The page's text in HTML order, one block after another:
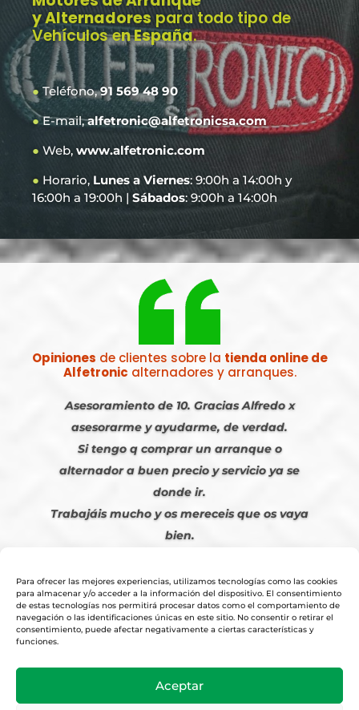
Para ofrecer las mejores experiencias, utilizamos tecnologías como las cookies
para almacenar y/o acceder a la información del dispositivo. El consentimiento
de estas tecnologías nos permitirá procesar datos como el comportamiento de
navegación o las identificaciones únicas en este sitio. No consentir o retirar el
consentimiento, puede afectar negativamente a ciertas características y
funciones.
Aceptar
y Alternadores para todo tipo de
Vehículos en España.
●Teléfono,91 569 48 90
●E-mail,alfetronic@alfetronicsa.com
● Web, www.alfetronic.com
● Horario, Lunes a Viernes: 9:00h a 14:00h y
16:00h a 19:00h | Sábados: 9:00h a 14:00h
Opiniones de clientes sobre la tienda online de
Alfetronic alternadores y arranques.
Asesoramiento de 10. Gracias Alfredo x
asesorarme y ayudarme, de verdad.
Si tengo q comprar un arranque o
alternador a buen precio y servicio ya se
donde ir.
Trabajáis mucho y os mereceis que os vaya
bien.
Condiciones Venta Online
Diseño y Posicionamiento Web,Agencia web-espana.es